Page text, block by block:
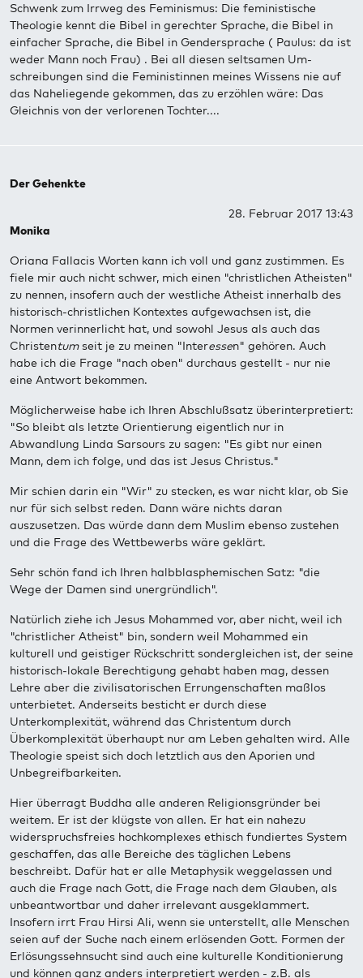
Schwenk zum Irrweg des Feminismus: Die feministische
Theologie kennt die Bibel in gerechter Sprache, die Bibel in
einfacher Sprache, die Bibel in Gendersprache ( Paulus: da ist
weder Mann noch Frau) . Bei all diesen seltsamen Um-
schreibungen sind die Feministinnen meines Wissens nie auf
das Naheliegende gekommen, das zu erzöhlen wäre: Das
Gleichnis von der verlorenen Tochter....
Der Gehenkte
28. Februar 2017 13:43
Monika
Oriana Fallacis Worten kann ich voll und ganz zustimmen. Es
fiele mir auch nicht schwer, mich einen "christlichen Atheisten"
zu nennen, insofern auch der westliche Atheist innerhalb des
historisch-christlichen Kontextes aufgewachsen ist, die
Normen verinnerlicht hat, und sowohl Jesus als auch das
Christentumseit je zu meinen "Interessen" gehören. Auch
habe ich die Frage "nach oben" durchaus gestellt - nur nie
eine Antwort bekommen.
Möglicherweise habe ich Ihren Abschlußsatz überinterpretiert:
"So bleibt als letzte Orientierung eigentlich nur in
Abwandlung Linda Sarsours zu sagen: "Es gibt nur einen
Mann, dem ich folge, und das ist Jesus Christus."
Mir schien darin ein "Wir" zu stecken, es war nicht klar, ob Sie
nur für sich selbst reden. Dann wäre nichts daran
auszusetzen. Das würde dann dem Muslim ebenso zustehen
und die Frage des Wettbewerbs wäre geklärt.
Sehr schön fand ich Ihren halbblasphemischen Satz: "die
Wege der Damen sind unergründlich".
Natürlich ziehe ich Jesus Mohammed vor, aber nicht, weil ich
"christlicher Atheist" bin, sondern weil Mohammed ein
kulturell und geistiger Rückschritt sondergleichen ist, der seine
historisch-lokale Berechtigung gehabt haben mag, dessen
Lehre aber die zivilisatorischen Errungenschaften maßlos
unterbietet. Anderseits besticht er durch diese
Unterkomplexität, während das Christentum durch
Überkomplexität überhaupt nur am Leben gehalten wird. Alle
Theologie speist sich doch letztlich aus den Aporien und
Unbegreifbarkeiten.
Hier überragt Buddha alle anderen Religionsgründer bei
weitem. Er ist der klügste von allen. Er hat ein nahezu
widerspruchsfreies hochkomplexes ethisch fundiertes System
geschaffen, das alle Bereiche des täglichen Lebens
beschreibt. Dafür hat er alle Metaphysik weggelassen und
auch die Frage nach Gott, die Frage nach dem Glauben, als
unbeantwortbar und daher irrelevant ausgeklammert.
Insofern irrt Frau Hirsi Ali, wenn sie unterstellt, alle Menschen
seien auf der Suche nach einem erlösenden Gott. Formen der
Erlösungssehnsucht sind auch eine kulturelle Konditionierung
und können ganz anders interpretiert werden - z.B. als